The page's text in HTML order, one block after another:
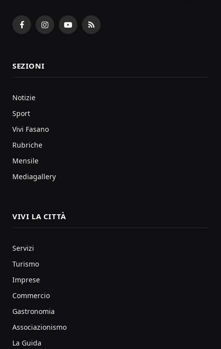
FacebookInstagramYouTubeRSS
SEZIONI
Notizie
Sport
Vivi Fasano
Rubriche
Mensile
Mediagallery
VIVI LA CITTÀ
Servizi
Turismo
Imprese
Commercio
Gastronomia
Associazionismo
La Guida